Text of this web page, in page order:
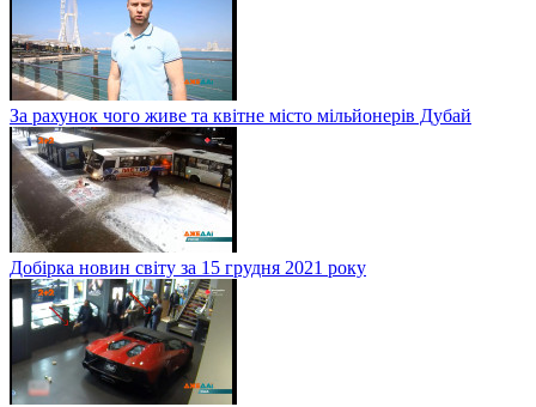
За рахунок чого живе та квітне місто мільйонерів Дубай
Добірка новин світу за 15 грудня 2021 року